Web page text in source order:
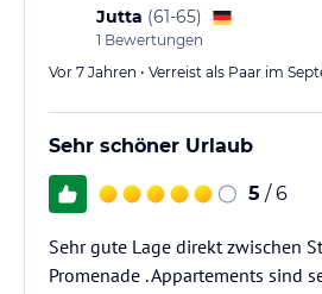
Jutta (61-65)
1 Bewertungen
Vor 7 Jahren • Verreist als Paar im
Sehr schöner Urlaub
5 / 6
Sehr gute Lage direkt zwischen
Promenade . Appartements sind